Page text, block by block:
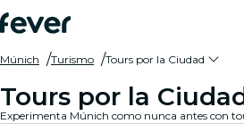
Múnich Turismo Tours por la Ciudad
Tours por la